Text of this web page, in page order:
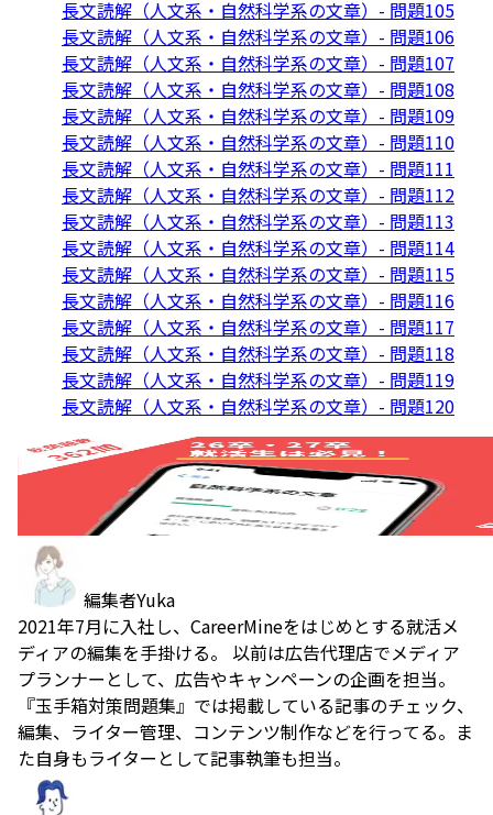
長文読解（人文系・自然科学系の文章）- 問題105
長文読解（人文系・自然科学系の文章）- 問題106
長文読解（人文系・自然科学系の文章）- 問題107
長文読解（人文系・自然科学系の文章）- 問題108
長文読解（人文系・自然科学系の文章）- 問題109
長文読解（人文系・自然科学系の文章）- 問題110
長文読解（人文系・自然科学系の文章）- 問題111
長文読解（人文系・自然科学系の文章）- 問題112
長文読解（人文系・自然科学系の文章）- 問題113
長文読解（人文系・自然科学系の文章）- 問題114
長文読解（人文系・自然科学系の文章）- 問題115
長文読解（人文系・自然科学系の文章）- 問題116
長文読解（人文系・自然科学系の文章）- 問題117
長文読解（人文系・自然科学系の文章）- 問題118
長文読解（人文系・自然科学系の文章）- 問題119
長文読解（人文系・自然科学系の文章）- 問題120
編集者Yuka
2021年7月に入社し、CareerMineをはじめとする就活メ
ディアの編集を手掛ける。 以前は広告代理店でメディア
プランナーとして、広告やキャンペーンの企画を担当。
『玉手箱対策問題集』では掲載している記事のチェック、
編集、ライター管理、コンテンツ制作などを行ってる。ま
た自身もライターとして記事執筆も担当。